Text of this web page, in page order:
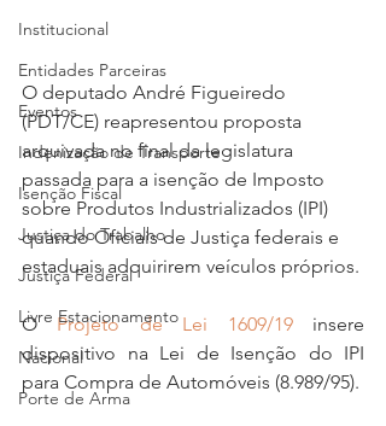
Institucional
Entidades Parceiras
Eventos
Indenização de Transporte
Isenção Fiscal
Justiça do Trabalho
Justiça Federal
Livre Estacionamento
Nacional
Porte de Arma
O deputado André Figueiredo
(PDT/CE) reapresentou proposta
arquivada no final da legislatura
passada para a isenção de Imposto
sobre Produtos Industrializados (IPI)
quando Oficiais de Justiça federais e
estaduais adquirirem veículos próprios.
O Projeto de Lei 1609/19 insere
dispositivo na Lei de Isenção do IPI
para Compra de Automóveis (8.989/95).